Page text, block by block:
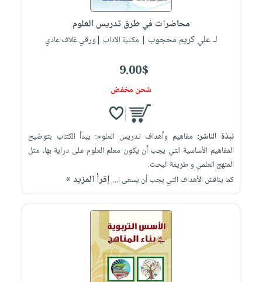
محاضرات في طرق تدريس العلوم
لـ علي كريم محجوب | مكتبة الآداب |ورقي غلاف عادي
9.00$
شحن مخفض
نبذة الناشر: مفاهيم وأهداف تدريس العلوم: يبدأ الكتاب بتوضيح
المفاهيم الأساسية التي يجب أن يكون معلم العلوم على دراية بها، مثل
المنهج العلمي و طريقة البحث.
كما يناقش الأهداف التي يجب أن يسعى ا... إقرأ المزيد »